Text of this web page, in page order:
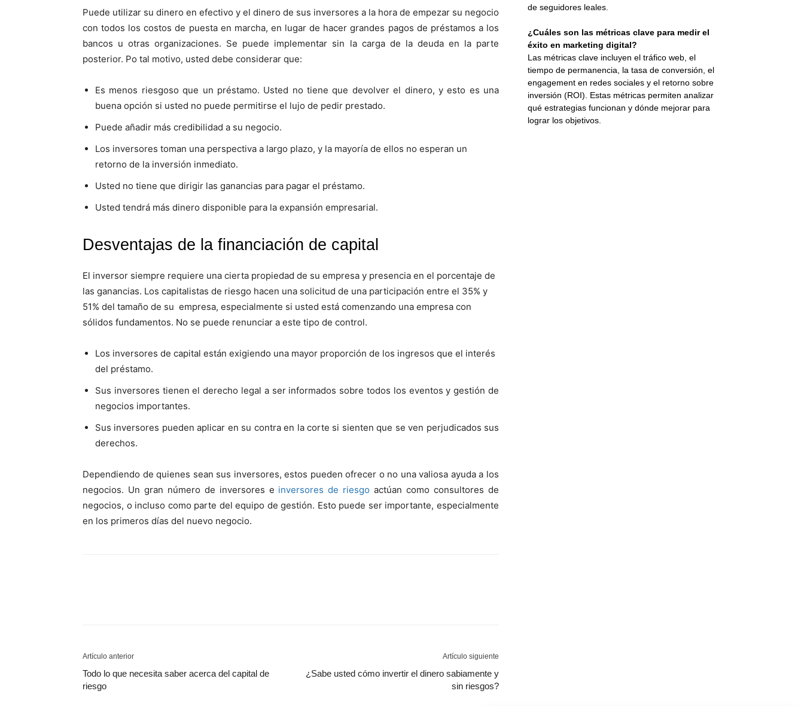
Puede utilizar su dinero en efectivo y el dinero de sus inversores a la hora de empezar su negocio
con todos los costos de puesta en marcha, en lugar de hacer grandes pagos de préstamos a los
bancos u otras organizaciones. Se puede implementar sin la carga de la deuda en la parte
posterior. Po tal motivo, usted debe considerar que:
Es menos riesgoso que un préstamo. Usted no tiene que devolver el dinero, y esto es una
buena opción si usted no puede permitirse el lujo de pedir prestado.
Puede añadir más credibilidad a su negocio.
Los inversores toman una perspectiva a largo plazo, y la mayoría de ellos no esperan un
retorno de la inversión inmediato.
Usted no tiene que dirigir las ganancias para pagar el préstamo.
Usted tendrá más dinero disponible para la expansión empresarial.
Desventajas de la financiación de capital
El inversor siempre requiere una cierta propiedad de su empresa y presencia en el porcentaje de
las ganancias. Los capitalistas de riesgo hacen una solicitud de una participación entre el 35% y
51% del tamaño de su empresa, especialmente si usted está comenzando una empresa con
sólidos fundamentos. No se puede renunciar a este tipo de control.
Los inversores de capital están exigiendo una mayor proporción de los ingresos que el interés
del préstamo.
Sus inversores tienen el derecho legal a ser informados sobre todos los eventos y gestión de
negocios importantes.
Sus inversores pueden aplicar en su contra en la corte si sienten que se ven perjudicados sus
derechos.
Dependiendo de quienes sean sus inversores, estos pueden ofrecer o no una valiosa ayuda a los
negocios. Un gran número de inversores e inversores de riesgo actúan como consultores de
negocios, o incluso como parte del equipo de gestión. Esto puede ser importante, especialmente
en los primeros días del nuevo negocio.
Artículo anterior
Todo lo que necesita saber acerca del capital de
riesgo
Artículo siguiente
¿Sabe usted cómo invertir el dinero sabiamente y
sin riesgos?
de seguidores leales.
¿Cuáles son las métricas clave para medir el
éxito en marketing digital?
Las métricas clave incluyen el tráfico web, el
tiempo de permanencia, la tasa de conversión, el
engagement en redes sociales y el retorno sobre
inversión (ROI). Estas métricas permiten analizar
qué estrategias funcionan y dónde mejorar para
lograr los objetivos.